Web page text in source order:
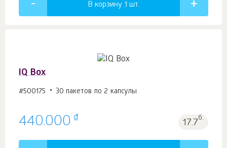
В корзину 1 шт.
IQ Box
#500175 30 пакетов по 2 капсулы
440.000 ₫ 17.7б.